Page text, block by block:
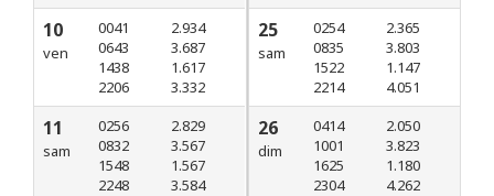
10
ven
0041
0643
1438
2206
2.934
3.687
1.617
3.332
11
sam
0256
0832
1548
2248
2.829
3.567
1.567
3.584
25
sam
0254
0835
1522
2214
2.365
3.803
1.147
4.051
26
dim
0414
1001
1625
2304
2.050
3.823
1.180
4.262